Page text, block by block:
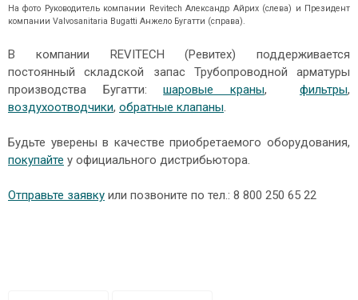
На фото Руководитель компании Revitech Александр Айрих (слева) и Президент
компании Valvosanitaria Bugatti Анжело Бугатти (справа).
В компании REVITECH (Ревитех) поддерживается
постоянный складской запас Трубопроводной арматуры
производства Бугатти:шаровые краны,фильтры,
воздухоотводчики, обратные клапаны.
Будьте уверены в качестве приобретаемого оборудования,
покупайте у официального дистрибьютора.
Отправьте заявку или позвоните по тел.: 8 800 250 65 22